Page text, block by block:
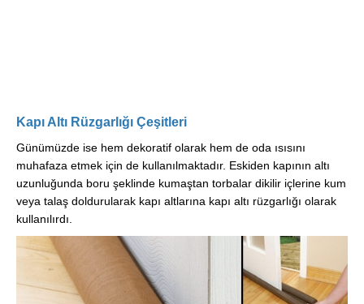
Kapı Altı Rüzgarlığı Çeşitleri
Günümüzde ise hem dekoratif olarak hem de oda ısısını
muhafaza etmek için de kullanılmaktadır. Eskiden kapının altı
uzunluğunda boru şeklinde kumaştan torbalar dikilir içlerine kum
veya talaş doldurularak kapı altlarına kapı altı rüzgarlığı olarak
kullanılırdı.